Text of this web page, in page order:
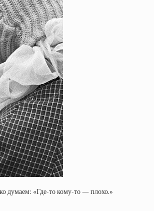
думаем: «Где-то кому-то — плохо.»